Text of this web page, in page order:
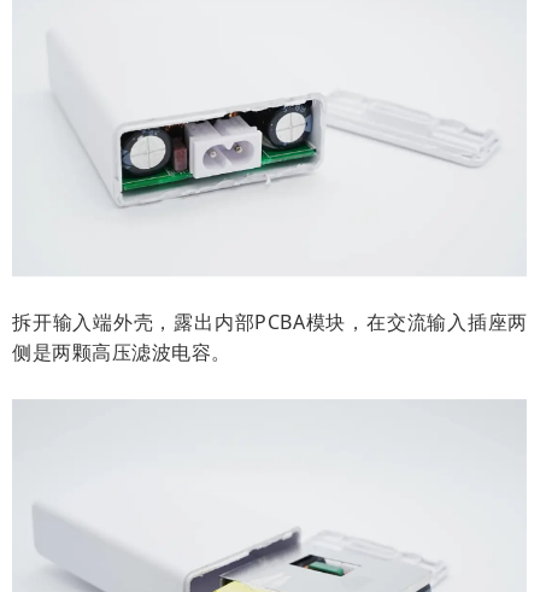
拆开输入端外壳，露出内部PCBA模块，在交流输入插座两
侧是两颗高压滤波电容。